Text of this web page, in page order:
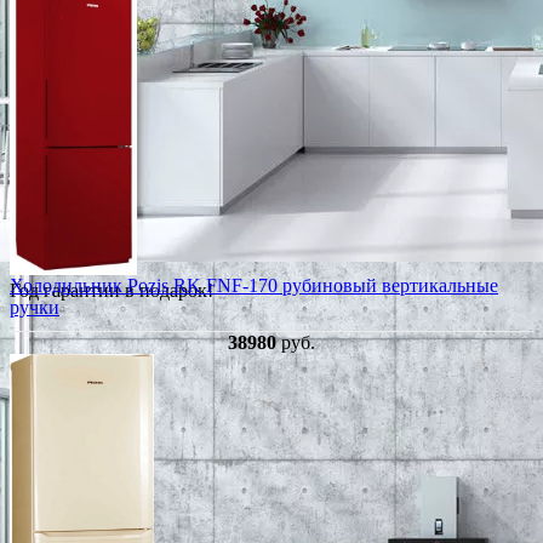
Год гарантии в подарок!
Холодильник Pozis RK FNF-170 рубиновый вертикальные
ручки
38980руб.